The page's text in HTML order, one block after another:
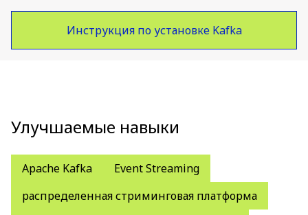
Инструкция по установке Kafka
Улучшаемые навыки
Apache Kafka
Event Streaming
распределенная стриминговая платформа